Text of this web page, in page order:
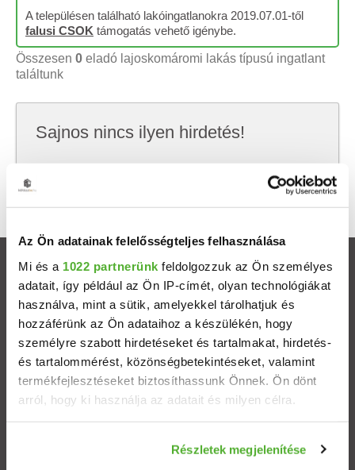
Az Ön adatainak felelősségteljes felhasználása
Mi és a 1022 partnerünk feldolgozzuk az Ön személyes
adatait, így például az Ön IP-címét, olyan technológiákat
használva, mint a sütik, amelyekkel tárolhatjuk és
hozzáférünk az Ön adataihoz a készülékén, hogy
személyre szabott hirdetéseket és tartalmakat, hirdetés-
és tartalommérést, közönségbetekintéseket, valamint
termékfejlesztéseket biztosíthassunk Önnek. Ön dönt
arról, hogy ki használja az adatait és milyen célra.
Információgyűjtés az Ön földrajzi elhelyezkedéséről
Részletek megjelenítése
A településen található lakóingatlanokra 2019.07.01-től
falusi CSOK támogatás vehető igénybe.
Összesen 0 eladó lajoskomáromi lakás típusú ingatlant
találtunk
Sajnos nincs ilyen hirdetés!
keresni, hátha akkor megtalálod, amit keresel.
Ingatlanok
Eladó házak
Eladó lakások
Települések